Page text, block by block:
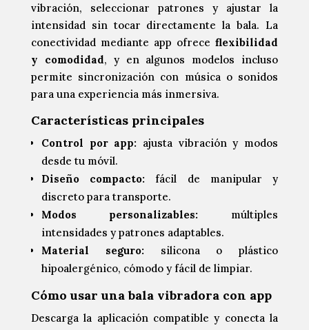
vibración, seleccionar patrones y ajustar la
intensidad sin tocar directamente la bala. La
conectividad mediante app ofreceflexibilidad
y comodidad, y en algunos modelos incluso
permite sincronización con música o sonidos
para una experiencia más inmersiva.
Características principales
Control por app: ajusta vibración y modos
desde tu móvil.
Diseño compacto: fácil de manipular y
discreto para transporte.
Modos personalizables: múltiples
intensidades y patrones adaptables.
Material seguro: silicona o plástico
hipoalergénico, cómodo y fácil de limpiar.
Cómo usar una bala vibradora con app
Descarga la aplicación compatible y conecta la